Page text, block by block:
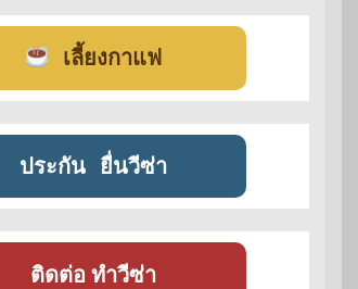
เลี้ยงกาแฟ
ประกัน ยื่นวีซ่า
ติดต่อ ทำวีซ่า